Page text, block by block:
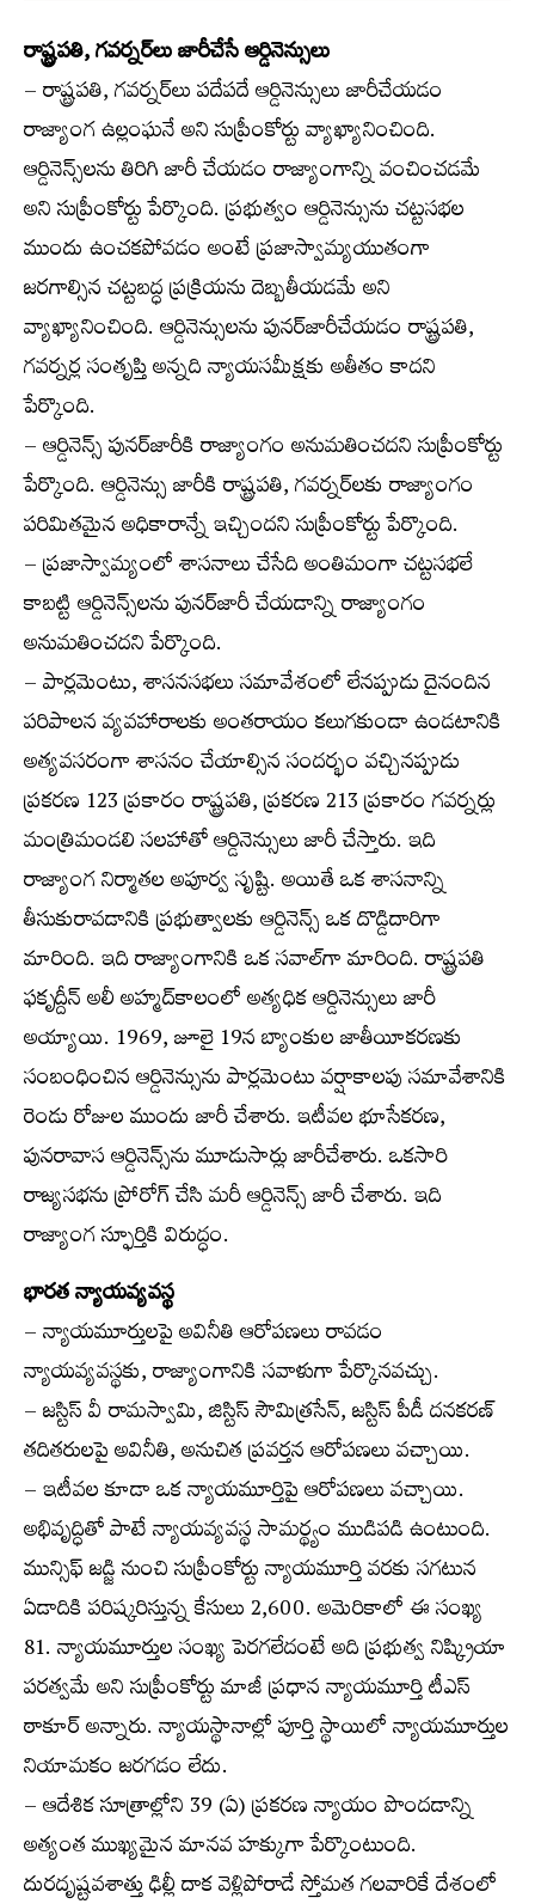
రాష్ట్రపతి, గవర్నర్‌లు జారీచేసే ఆర్డినెన్సులు
– రాష్ట్రపతి, గవర్నర్‌లు పదేపదే ఆర్డినెన్సులు జారీచేయడం
రాజ్యాంగ ఉల్లంఘనే అని సుప్రీంకోర్టు వ్యాఖ్యానించింది.
ఆర్డినెన్స్‌లను తిరిగి జారీ చేయడం రాజ్యాంగాన్ని వంచించడమే
అని సుప్రీంకోర్టు పేర్కొంది. ప్రభుత్వం ఆర్డినెన్సును చట్టసభల
ముందు ఉంచకపోవడం అంటే ప్రజాస్వామ్యయుతంగా
జరగాల్సిన చట్టబద్ధ ప్రక్రియను దెబ్బతీయడమే అని
వ్యాఖ్యానించింది. ఆర్డినెన్సులను పునర్‌జారీచేయడం రాష్ట్రపతి,
గవర్నర్ల సంతృప్తి అన్నది న్యాయసమీక్షకు అతీతం కాదని
పేర్కొంది.
– ఆర్డినెన్స్ పునర్‌జారీకి రాజ్యాంగం అనుమతించదని సుప్రీంకోర్టు
పేర్కొంది. ఆర్డినెన్సు జారీకి రాష్ట్రపతి, గవర్నర్‌లకు రాజ్యాంగం
పరిమితమైన అధికారాన్నే ఇచ్చిందని సుప్రీంకోర్టు పేర్కొంది.
– ప్రజాస్వామ్యంలో శాసనాలు చేసేది అంతిమంగా చట్టసభలే
కాబట్టి ఆర్డినెన్స్‌లను పునర్‌జారీ చేయడాన్ని రాజ్యాంగం
అనుమతించదని పేర్కొంది.
– పార్లమెంటు, శాసనసభలు సమావేశంలో లేనప్పుడు దైనందిన
పరిపాలన వ్యవహారాలకు అంతరాయం కలుగకుండా ఉండటానికి
అత్యవసరంగా శాసనం చేయాల్సిన సందర్భం వచ్చినప్పుడు
ప్రకరణ 123 ప్రకారం రాష్ట్రపతి, ప్రకరణ 213 ప్రకారం గవర్నర్లు
మంత్రిమండలి సలహాతో ఆర్డినెన్సులు జారీ చేస్తారు. ఇది
రాజ్యాంగ నిర్మాతల అపూర్వ సృష్టి. అయితే ఒక శాసనాన్ని
తీసుకురావడానికి ప్రభుత్వాలకు ఆర్డినెన్స్ ఒక దొడ్డిదారిగా
మారింది. ఇది రాజ్యాంగానికి ఒక సవాల్‌గా మారింది. రాష్ట్రపతి
ఫకృద్దీన్ అలీ అహ్మద్‌కాలంలో అత్యధిక ఆర్డినెన్సులు జారీ
అయ్యాయి. 1969, జూలై 19న బ్యాంకుల జాతీయీకరణకు
సంబంధించిన ఆర్డినెన్సును పార్లమెంటు వర్షాకాలపు సమావేశానికి
రెండు రోజుల ముందు జారీ చేశారు. ఇటీవల భూసేకరణ,
పునరావాస ఆర్డినెన్స్‌ను మూడుసార్లు జారీచేశారు. ఒకసారి
రాజ్యసభను ప్రోరోగ్ చేసి మరీ ఆర్డినెన్స్ జారీ చేశారు. ఇది
రాజ్యాంగ స్ఫూర్తికి విరుద్ధం.
భారత న్యాయవ్యవస్థ
– న్యాయమూర్తులపై అవినీతి ఆరోపణలు రావడం
న్యాయవ్యవస్థకు, రాజ్యాంగానికి సవాళుగా పేర్కొనవచ్చు.
– జస్టిస్ వీ రామస్వామి, జిస్టిస్ సౌమిత్రసేన్, జస్టిస్ పీడీ దనకరణ్
తదితరులపై అవినీతి, అనుచిత ప్రవర్తన ఆరోపణలు వచ్చాయి.
– ఇటీవల కూడా ఒక న్యాయమూర్తిపై ఆరోపణలు వచ్చాయి.
అభివృద్ధితో పాటే న్యాయవ్యవస్థ సామర్థ్యం ముడిపడి ఉంటుంది.
మున్సిఫ్ జడ్జి నుంచి సుప్రీంకోర్టు న్యాయమూర్తి వరకు సగటున
ఏడాదికి పరిష్కరిస్తున్న కేసులు 2,600. అమెరికాలో ఈ సంఖ్య
81. న్యాయమూర్తుల సంఖ్య పెరగలేదంటే అది ప్రభుత్వ నిష్క్రియా
పరత్వమే అని సుప్రీంకోర్టు మాజీ ప్రధాన న్యాయమూర్తి టీఎస్
ఠాకూర్ అన్నారు. న్యాయస్థానాల్లో పూర్తి స్థాయిలో న్యాయమూర్తుల
నియామకం జరగడం లేదు.
– ఆదేశిక సూత్రాల్లోని 39 (ఏ) ప్రకరణ న్యాయం పొందడాన్ని
అత్యంత ముఖ్యమైన మానవ హక్కుగా పేర్కొంటుంది.
దురదృష్టవశాత్తు ఢిల్లీ దాక వెళ్లిపోరాడే స్తోమత గలవారికే దేశంలో